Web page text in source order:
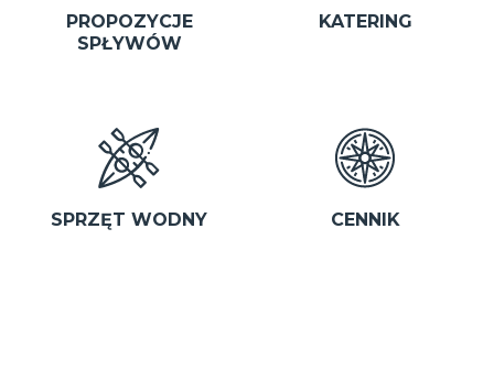
PROPOZYCJE
SPŁYWÓW
KATERING
SPRZĘT WODNY CENNIK